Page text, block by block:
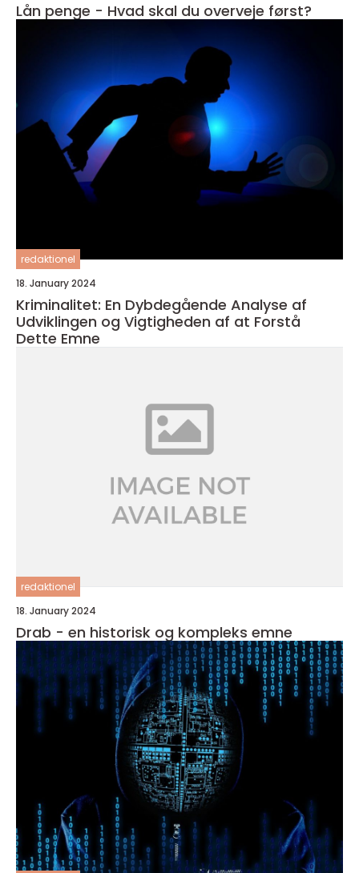
Lån penge - Hvad skal du overveje først?
redaktionel
18. January 2024
Kriminalitet: En Dybdegående Analyse af
Udviklingen og Vigtigheden af at Forstå
Dette Emne
redaktionel
18. January 2024
Drab - en historisk og kompleks emne